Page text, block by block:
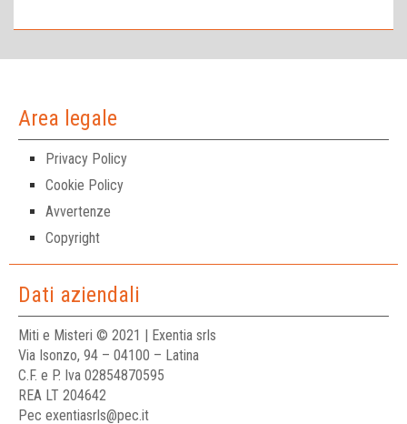
Area legale
Privacy Policy
Cookie Policy
Avvertenze
Copyright
Dati aziendali
Miti e Misteri © 2021 | Exentia srls
Via Isonzo, 94 – 04100 – Latina
C.F. e P. Iva 02854870595
REA LT 204642
Pec exentiasrls@pec.it